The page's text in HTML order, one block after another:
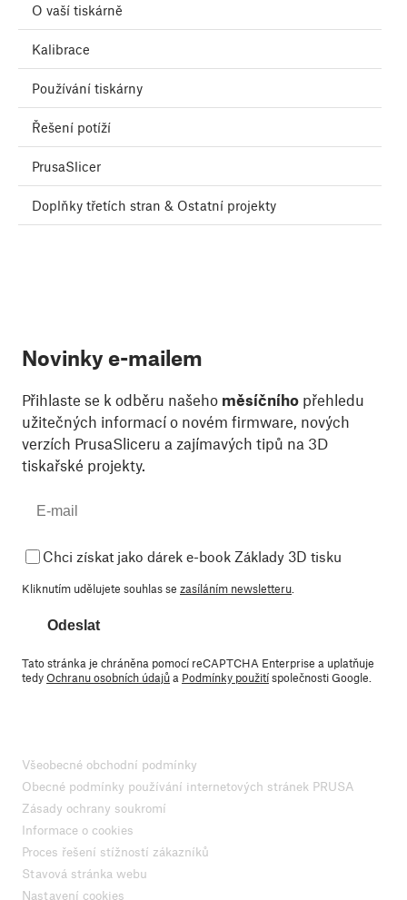
O vaší tiskárně
Kalibrace
Používání tiskárny
Řešení potíží
PrusaSlicer
Doplňky třetích stran & Ostatní projekty
Novinky e-mailem
Přihlaste se k odběru našeho měsíčního přehledu
užitečných informací o novém firmware, nových
verzích PrusaSliceru a zajímavých tipů na 3D
tiskařské projekty.
Chci získat jako dárek e-book Základy 3D tisku
Kliknutím udělujete souhlas se zasíláním newsletteru
Odeslat
Tato stránka je chráněna pomocí reCAPTCHA Enterprise a uplatňuje
tedyOchranu osobních údajůa Podmínky použitíspolečnosti Google.
Všeobecné obchodní podmínky
Obecné podmínky používání internetových stránek PRUSA
Zásady ochrany soukromí
Informace o cookies
Proces řešení stížností zákazníků
Stavová stránka webu
Nastavení cookies